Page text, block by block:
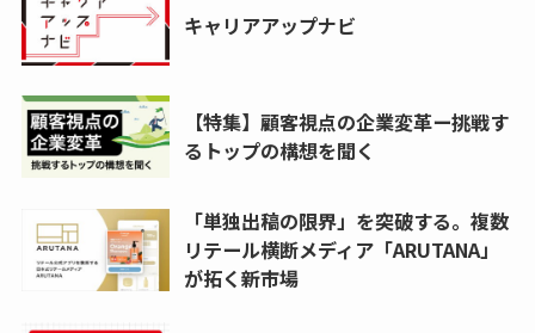
キャリアアップナビ
【特集】顧客視点の企業変革ー挑戦す
るトップの構想を聞く
「単独出稿の限界」を突破する。複数
リテール横断メディア「ARUTANA」
が拓く新市場